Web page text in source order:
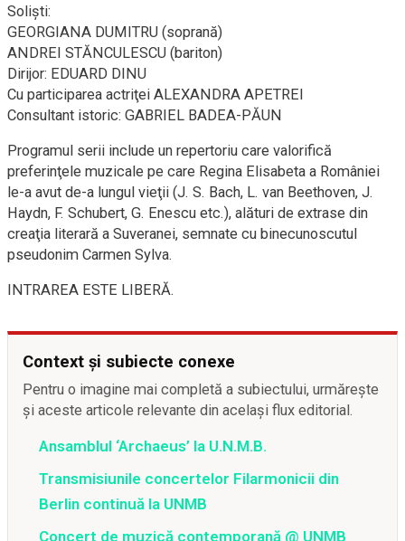
Solişti:
GEORGIANA DUMITRU (soprană)
ANDREI STĂNCULESCU (bariton)
Dirijor: EDUARD DINU
Cu participarea actriţei ALEXANDRA APETREI
Consultant istoric: GABRIEL BADEA-PĂUN
Programul serii include un repertoriu care valorifică
preferinţele muzicale pe care Regina Elisabeta a României
le-a avut de-a lungul vieţii (J. S. Bach, L. van Beethoven, J.
Haydn, F. Schubert, G. Enescu etc.), alături de extrase din
creaţia literară a Suveranei, semnate cu binecunoscutul
pseudonim Carmen Sylva.
INTRAREA ESTE LIBERĂ.
Context și subiecte conexe
Pentru o imagine mai completă a subiectului, urmărește
și aceste articole relevante din același flux editorial.
Ansamblul ‘Archaeus’ la U.N.M.B.
Transmisiunile concertelor Filarmonicii din
Berlin continuă la UNMB
Concert de muzică contemporană @ UNMB